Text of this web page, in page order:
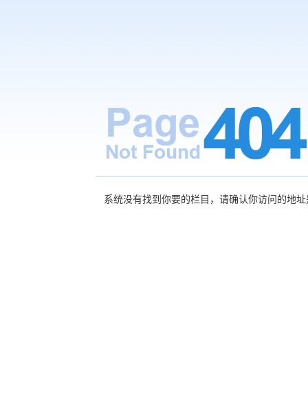
系统没有找到你要的栏目，请确认你访问的地